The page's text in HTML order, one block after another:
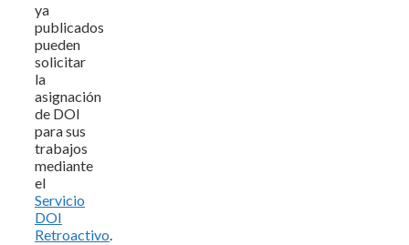
ya
publicados
pueden
solicitar
la
asignación
de DOI
para sus
trabajos
mediante
el
Servicio
DOI
Retroactivo.